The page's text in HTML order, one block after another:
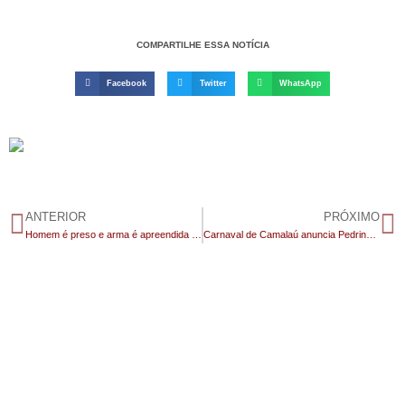
COMPARTILHE ESSA NOTÍCIA
Facebook Twitter WhatsApp
ANTERIOR PRÓXIMO